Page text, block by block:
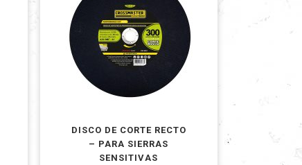
DISCO DE CORTE RECTO
– PARA SIERRAS
SENSITIVAS